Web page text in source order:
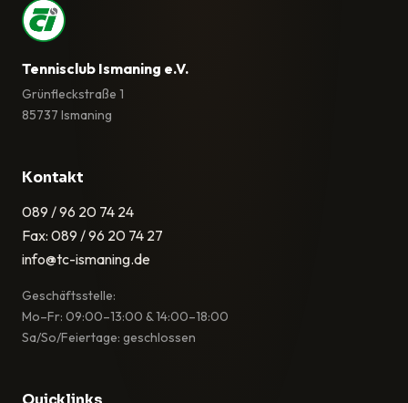
Tennisclub Ismaning e.V.
Grünfleckstraße 1
85737 Ismaning
Kontakt
089 / 96 20 74 24
Fax: 089 / 96 20 74 27
info@tc-ismaning.de
Geschäftsstelle:
Mo–Fr: 09:00–13:00 & 14:00–18:00
Sa/So/Feiertage: geschlossen